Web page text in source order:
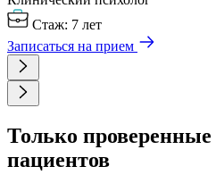
Стаж: 7 лет
Записаться на прием
Только
пациентов